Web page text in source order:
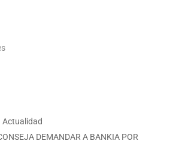
Actualidad
DEMANDAR A BANKIA POR